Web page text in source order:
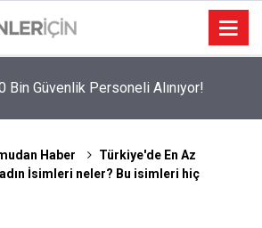
Alanın Oldu?
Haber
Türkiye'de En Az
İsimleri neler? Bu isimleri hiç